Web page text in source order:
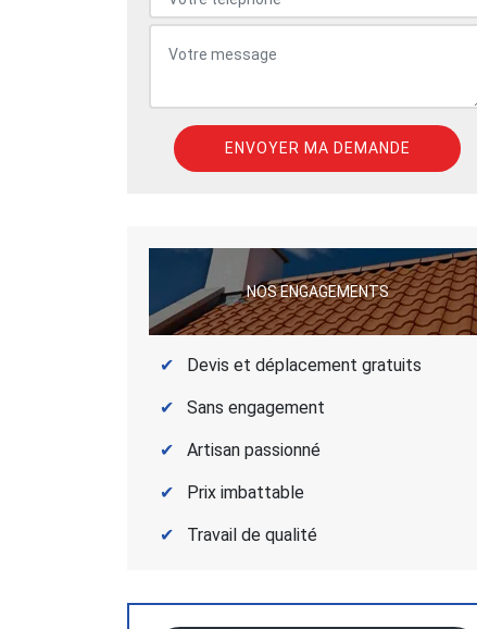
NOS ENGAGEMENTS
Devis et déplacement gratuits
Sans engagement
Artisan passionné
Prix imbattable
Travail de qualité